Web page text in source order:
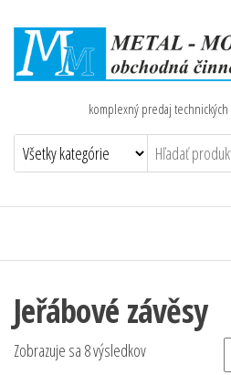
komplexný predaj technických
Jeřábové závěsy
Zobrazuje sa 8 výsledkov